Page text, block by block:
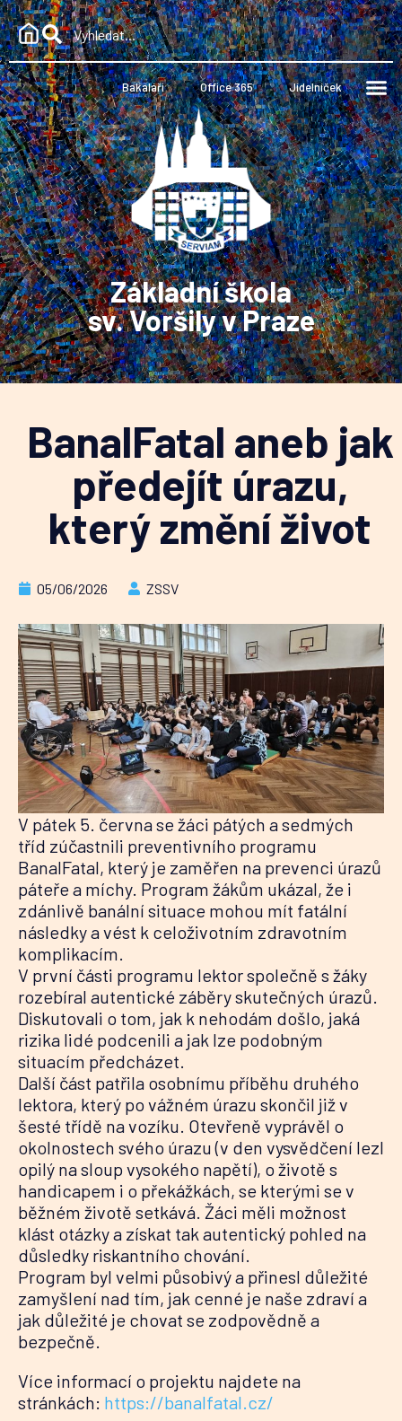
Bakaláři Office 365 Jídelníček
Základní škola
sv. Voršily v Praze
BanalFatal aneb jak
předejít úrazu,
který změní život
05/06/2026 ZSSV
V pátek 5. června se žáci pátých a sedmých
tříd zúčastnili preventivního programu
BanalFatal, který je zaměřen na prevenci úrazů
páteře a míchy. Program žákům ukázal, že i
zdánlivě banální situace mohou mít fatální
následky a vést k celoživotním zdravotním
komplikacím.
V první části programu lektor společně s žáky
rozebíral autentické záběry skutečných úrazů.
Diskutovali o tom, jak k nehodám došlo, jaká
rizika lidé podcenili a jak lze podobným
situacím předcházet.
Další část patřila osobnímu příběhu druhého
lektora, který po vážném úrazu skončil již v
šesté třídě na vozíku. Otevřeně vyprávěl o
okolnostech svého úrazu (v den vysvědčení lezl
opilý na sloup vysokého napětí), o životě s
handicapem i o překážkách, se kterými se v
běžném životě setkává. Žáci měli možnost
klást otázky a získat tak autentický pohled na
důsledky riskantního chování.
Program byl velmi působivý a přinesl důležité
zamyšlení nad tím, jak cenné je naše zdraví a
jak důležité je chovat se zodpovědně a
bezpečně.
Více informací o projektu najdete na
stránkách: https://banalfatal.cz/